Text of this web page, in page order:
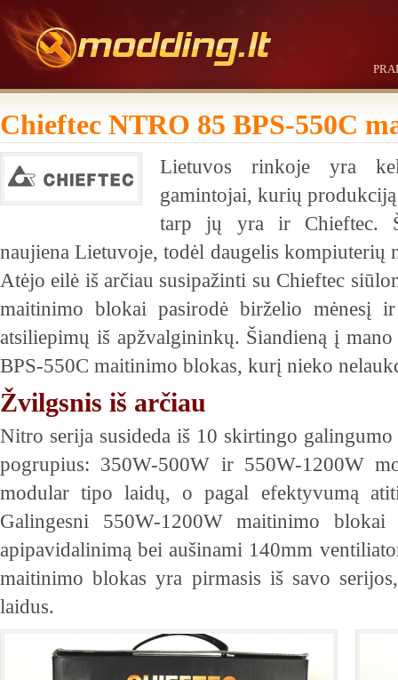
Chieftec NTRO 85 BPS-550C
Lietuvos rinkoje yra
gamintojai, kurių
tarp jų yra ir Chieftec.
naujiena Lietuvoje, todėl daugelis kompiuterių
Atėjo eilė iš arčiau susipažinti su Chieftec
maitinimo blokai pasirodė birželio mėnesį
atsiliepimų iš apžvalgininkų. Šiandieną į
BPS-550C maitinimo blokas, kurį nieko
Žvilgsnis iš arčiau
Nitro serija susideda iš 10 skirtingo
pogrupius: 350W-500W ir 550W-1200W
modular tipo laidų, o pagal efektyvumą
Galingesni 550W-1200W maitinimo
apipavidalinimą bei aušinami 140mm
maitinimo blokas yra pirmasis iš savo
laidus.